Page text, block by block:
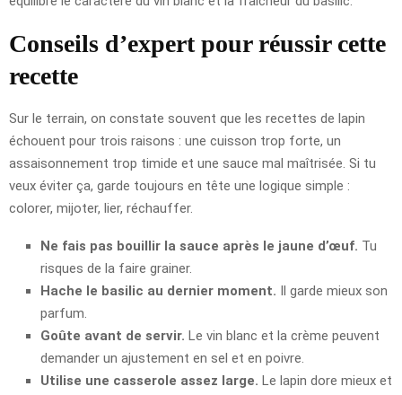
Conseils d’expert pour réussir cette
recette
Sur le terrain, on constate souvent que les recettes de lapin
échouent pour trois raisons : une cuisson trop forte, un
assaisonnement trop timide et une sauce mal maîtrisée. Si tu
veux éviter ça, garde toujours en tête une logique simple :
colorer, mijoter, lier, réchauffer.
Ne fais pas bouillir la sauce après le jaune d’œuf. Tu
risques de la faire grainer.
Hache le basilic au dernier moment. Il garde mieux son
parfum.
Goûte avant de servir. Le vin blanc et la crème peuvent
demander un ajustement en sel et en poivre.
Utilise une casserole assez large. Le lapin dore mieux et